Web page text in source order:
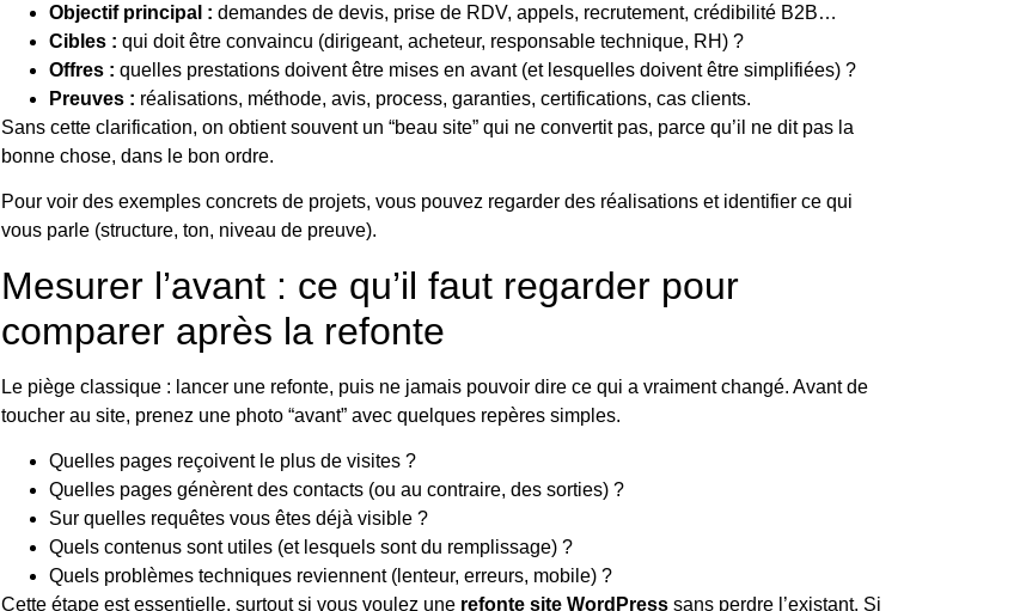
Objectif principal : demandes de devis, prise de RDV, appels, recrutement, crédibilité B2B…
Cibles : qui doit être convaincu (dirigeant, acheteur, responsable technique, RH) ?
Offres : quelles prestations doivent être mises en avant (et lesquelles doivent être simplifiées) ?
Preuves : réalisations, méthode, avis, process, garanties, certifications, cas clients.
Sans cette clarification, on obtient souvent un “beau site” qui ne convertit pas, parce qu’il ne dit pas la
bonne chose, dans le bon ordre.
Pour voir des exemples concrets de projets, vous pouvez regarder des réalisationset identifier ce qui
vous parle (structure, ton, niveau de preuve).
Mesurer l’avant : ce qu’il faut regarder pour
comparer après la refonte
Le piège classique : lancer une refonte, puis ne jamais pouvoir dire ce qui a vraiment changé. Avant de
toucher au site, prenez une photo “avant” avec quelques repères simples.
Quelles pages reçoivent le plus de visites ?
Quelles pages génèrent des contacts (ou au contraire, des sorties) ?
Sur quelles requêtes vous êtes déjà visible ?
Quels contenus sont utiles (et lesquels sont du remplissage) ?
Quels problèmes techniques reviennent (lenteur, erreurs, mobile) ?
Cette étape est essentielle, surtout si vous voulez une refonte site WordPresssans perdre l’existant. Si